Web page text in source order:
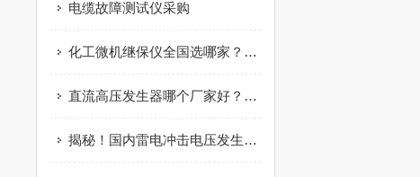
电缆故障测试仪采购
化工微机继保仪全国选哪家？武汉双企以场景适配 + 靠谱服务获认可
直流高压发生器哪个厂家好？从这家企业的产品设计思路谈起
揭秘！国内雷电冲击电压发生器试验装置“技术一哥”，竟藏着这些行业黑科技